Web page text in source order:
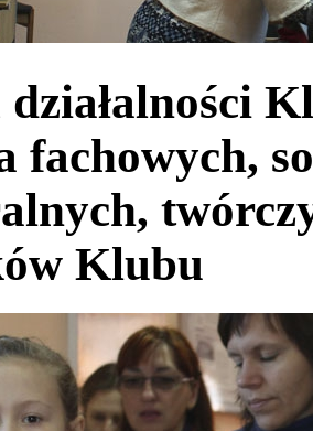
działalności
fachowych,
Klubu